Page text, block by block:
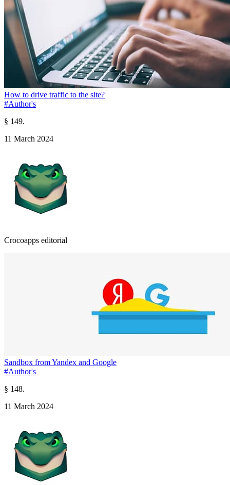
How to drive traffic to the site?
#Author's
§ 149.
11 March 2024
Crocoapps editorial
Sandbox from Yandex and Google
#Author's
§ 148.
11 March 2024